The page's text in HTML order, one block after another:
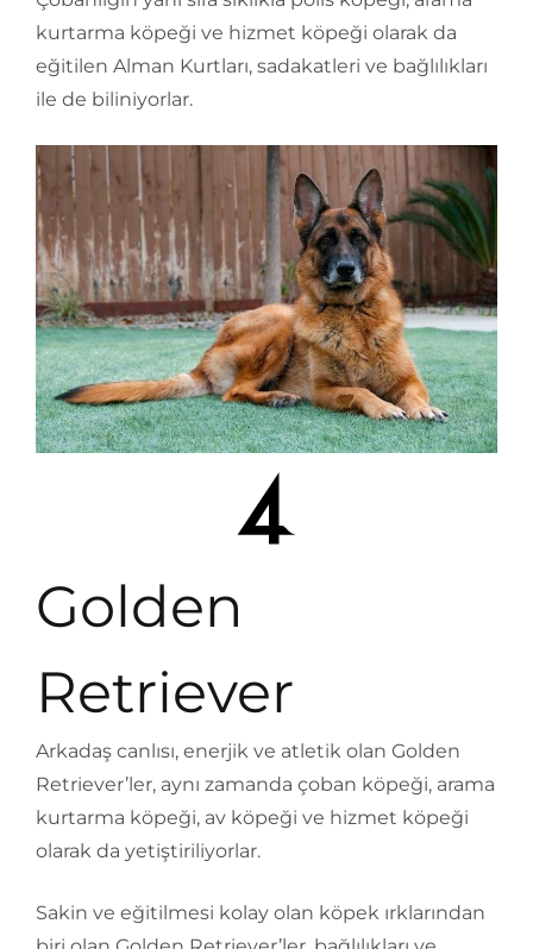
kurtarma köpeği ve hizmet köpeği olarak da
eğitilen Alman Kurtları, sadakatleri ve bağlılıkları
ile de biliniyorlar.
Golden
Retriever
Arkadaş canlısı, enerjik ve atletik olan Golden
Retriever’ler, aynı zamanda çoban köpeği, arama
kurtarma köpeği, av köpeği ve hizmet köpeği
olarak da yetiştiriliyorlar.
Sakin ve eğitilmesi kolay olan köpek ırklarından